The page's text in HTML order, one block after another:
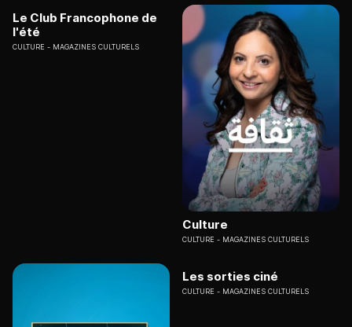
Le Club Francophone de
l'été
CULTURE MAGAZINES CULTURELS
Culture
CULTURE MAGAZINES CULTURELS
Les sorties ciné
CULTURE MAGAZINES CULTURELS